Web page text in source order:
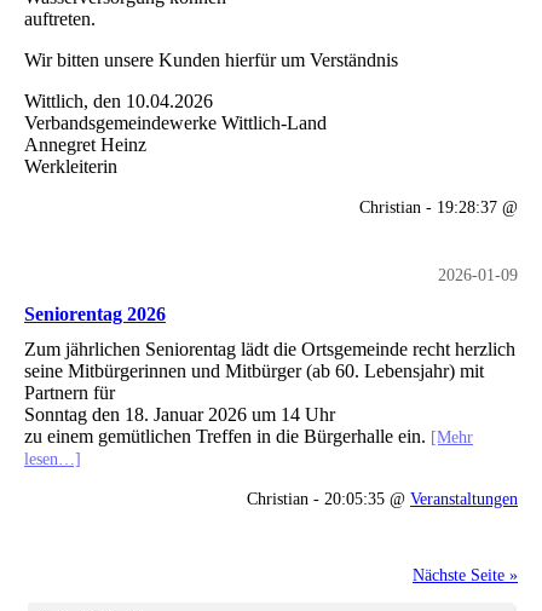
auftreten.
Wir bitten unsere Kunden hierfür um Verständnis
Wittlich, den 10.04.2026
Verbandsgemeindewerke Wittlich-Land
Annegret Heinz
Werkleiterin
Christian - 19:28:37 @
2026-01-09
Seniorentag 2026
Zum jährlichen Seniorentag lädt die Ortsgemeinde recht herzlich
seine Mitbürgerinnen und Mitbürger (ab 60. Lebensjahr) mit
Partnern für
Sonntag den 18. Januar 2026 um 14 Uhr
zu einem gemütlichen Treffen in die Bürgerhalle ein. [Mehr
lesen…]
Christian - 20:05:35 @ Veranstaltungen
Nächste Seite »